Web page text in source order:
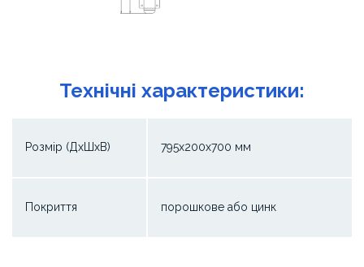
Технічні характеристики:
Розмір (ДхШхВ) 795х200х700 мм
Покриття порошкове або цинк